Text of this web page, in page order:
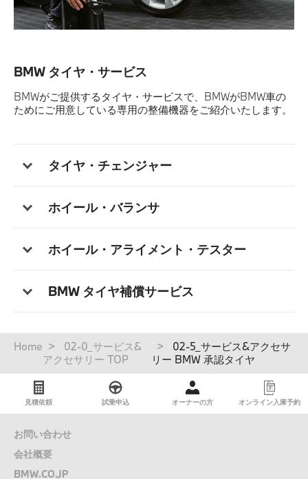
BMW タイヤ・サービス
BMWがご提供するタイヤ・サービスで、BMWがBMW車の
ためにご用意している専用の整備機器をご紹介いたします。
タイヤ・チェンジャー
ホイール・バランサ
ホイール・アライメント・テスター
BMW タイヤ補償サービス
パ
く
Home
02-0_サービス&
アクセサリー TOP
02-5_サービス&アクセサ
リー BMW 承認タイヤ
見積依頼 試乗申込 オーナーの方 オンライン入庫予約
お問い合わせ
会社概要
BMW.CO.JP